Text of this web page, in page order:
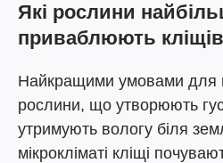
Які рослини
приваблюють кліщів
Найкращими умовами для
рослини, що утворюють
утримують вологу біля
мікрокліматі кліщі